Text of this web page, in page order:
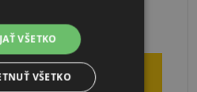
DO KOŠÍKA
VŠETKO
VŠETKO